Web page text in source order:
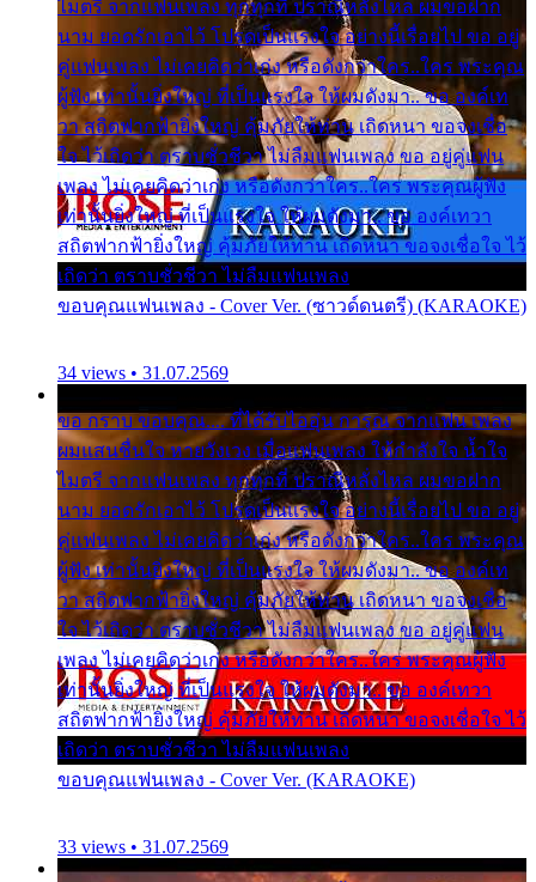
ไมตรี จากแฟนเพลง ทุกทุกที่ ปราณีหลั่งไหล ผมขอฝาก
นาม ยอดรักเอาไว้ โปรดเป็นแรงใจ อย่างนี้เรื่อยไป ขอ อยู่
คู่แฟนเพลง ไม่เคยคิดว่าเก่ง หรือดังกว่าใคร..ใคร พระคุณ
ผู้ฟัง เท่านั้นยิ่งใหญ่ ที่เป็นแรงใจ ให้ผมดังมา.. ขอ องค์เท
วา สถิตฟากฟ้ายิ่งใหญ่ คุ้มภัยให้ท่าน เถิดหนา ขอจงเชื่อ
ใจ ไว้เถิดว่า ตราบชั่วชีวา ไม่ลืมแฟนเพลง ขอ อยู่คู่แฟน
เพลง ไม่เคยคิดว่าเก่ง หรือดังกว่าใคร..ใคร พระคุณผู้ฟัง
เท่านั้นยิ่งใหญ่ ที่เป็นแรงใจ ให้ผมดังมา.. ขอ องค์เทวา
สถิตฟากฟ้ายิ่งใหญ่ คุ้มภัยให้ท่าน เถิดหนา ขอจงเชื่อใจ ไว้
เถิดว่า ตราบชั่วชีวา ไม่ลืมแฟนเพลง
ขอบคุณแฟนเพลง - Cover Ver. (ซาวด์ดนตรี) (KARAOKE)
34 views • 31.07.2569
ขอ กราบ ขอบคุณ.... ที่ได้รับไออุ่น การุณ จากแฟน เพลง
ผมแสนชื่นใจ หายวังเวง เมื่อแฟนเพลง ให้กำลังใจ น้ำใจ
ไมตรี จากแฟนเพลง ทุกทุกที่ ปราณีหลั่งไหล ผมขอฝาก
นาม ยอดรักเอาไว้ โปรดเป็นแรงใจ อย่างนี้เรื่อยไป ขอ อยู่
คู่แฟนเพลง ไม่เคยคิดว่าเก่ง หรือดังกว่าใคร..ใคร พระคุณ
ผู้ฟัง เท่านั้นยิ่งใหญ่ ที่เป็นแรงใจ ให้ผมดังมา.. ขอ องค์เท
วา สถิตฟากฟ้ายิ่งใหญ่ คุ้มภัยให้ท่าน เถิดหนา ขอจงเชื่อ
ใจ ไว้เถิดว่า ตราบชั่วชีวา ไม่ลืมแฟนเพลง ขอ อยู่คู่แฟน
เพลง ไม่เคยคิดว่าเก่ง หรือดังกว่าใคร..ใคร พระคุณผู้ฟัง
เท่านั้นยิ่งใหญ่ ที่เป็นแรงใจ ให้ผมดังมา.. ขอ องค์เทวา
สถิตฟากฟ้ายิ่งใหญ่ คุ้มภัยให้ท่าน เถิดหนา ขอจงเชื่อใจ ไว้
เถิดว่า ตราบชั่วชีวา ไม่ลืมแฟนเพลง
ขอบคุณแฟนเพลง - Cover Ver. (KARAOKE)
33 views • 31.07.2569